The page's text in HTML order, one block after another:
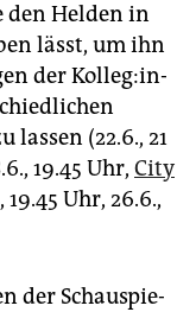
den Helden in
lässt, um ihn
der Kol­le­g:in­
lassen (22.6., 21
19.45 Uhr, City
19.45 Uhr, 26.6.,
der Schau­spie­